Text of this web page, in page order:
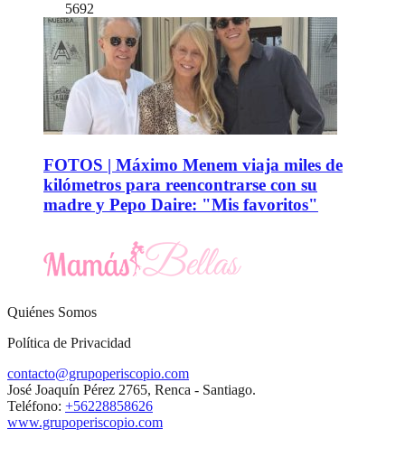
5692
FOTOS | Máximo Menem viaja miles de
kilómetros para reencontrarse con su
madre y Pepo Daire: "Mis favoritos"
Quiénes Somos
Política de Privacidad
contacto@grupoperiscopio.com
José Joaquín Pérez 2765, Renca - Santiago.
Teléfono: +56228858626
www.grupoperiscopio.com